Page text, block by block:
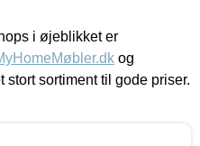
i øjeblikket er
og
stort sortiment til gode priser.